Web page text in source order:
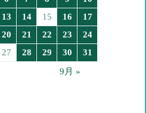
13 14 15 16
17
20 21 22 23
24
27 28 29 30
31
9月 »